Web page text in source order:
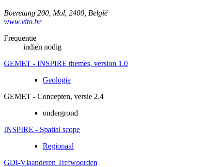
Boeretang 200 Mol 2400 België
www.vito.be
Frequentie
indien nodig
GEMET - INSPIRE themes, version 1.0
Geologie
GEMET - Concepten, versie 2.4
ondergrond
INSPIRE - Spatial scope
Regionaal
GDI-Vlaanderen Trefwoorden